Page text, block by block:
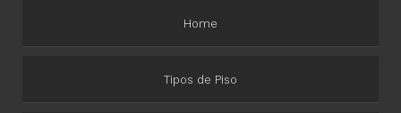
Home
Tipos de Piso